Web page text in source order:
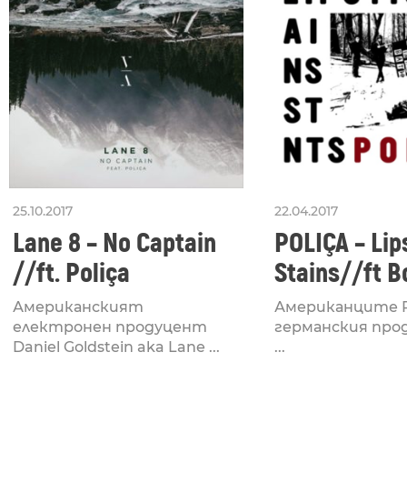
25.10.2017
Lane 8 – No Captain
//ft. Poliça
Американският
електронен продуцент
Daniel Goldstein aka Lane ...
22.04.2017
POLIÇA –
Stains//ft
Американците
германския
...